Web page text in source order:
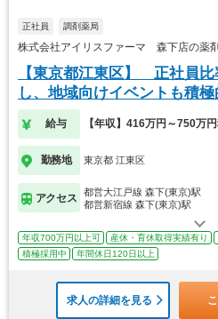
正社員 調剤薬局
株式会社アイリスファーマ 森下店の薬
【東京都江東区】 正社員
し、地域向けイベントも積
給与 【年収】416万円～750万
勤務地 東京都 江東区
アクセス
都営大江戸線 森下(東京)駅
都営新宿線 森下(東京)駅
年収700万円以上可 産休・育休取得実績有り
積極採用中
年間休日120日以上
求人の詳細を見る